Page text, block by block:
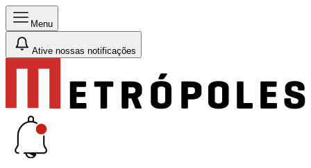
Menu
Ative nossas notificações